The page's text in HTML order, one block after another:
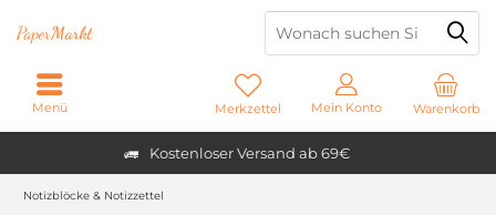
Kostenloser Versand ab 69€
PaperMarkt
Warenkorb
Merkzettel Mein Konto
Menü
Notizblöcke & Notizzettel